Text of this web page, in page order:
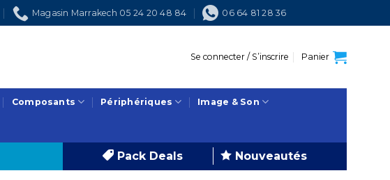
Magasin Marrakech 05 24 20 48 84 06 64 81 28 36
Se connecter / S’inscrire Panier
Composants Périphériques Image & Son
Pack Deals Nouveautés